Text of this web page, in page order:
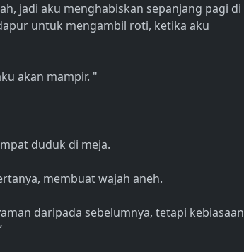
jadi aku menghabiskan sepanjang pagi di
untuk mengambil roti, ketika aku
akan mampir. "
duduk di meja.
membuat wajah aneh.
daripada sebelumnya, tetapi kebiasaan